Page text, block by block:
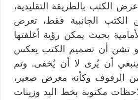
الكتب بالطريقة التقليدية،
الكتب الجانبية فقط، تعرض
بحيث يمكن رؤية أغلفتها
تشن أن تصميم الكتب يعكس
وينبغي أن يُرى لا أن يُخفى. وتم
الرفوف وكأنه معرض صغير،
مكتوبة بخط اليد وزينات